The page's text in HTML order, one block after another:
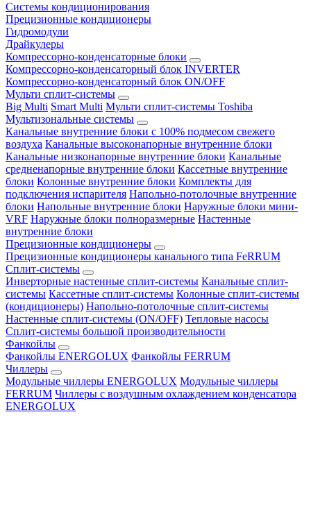
Системы кондиционирования
Прецизионные кондиционеры
Гидромодули
Драйкулеры
Компрессорно-конденсаторные блоки
Компрессорно-конденсаторный блок INVERTER
Компрессорно-конденсаторный блок ON/OFF
Мульти сплит-системы
Big Multi Smart Multi Мульти сплит-системы Toshiba
Мультизональные системы
Канальные внутренние блоки с 100% подмесом свежего
воздуха Канальные высоконапорные внутренние блоки
Канальные низконапорные внутренние блоки Канальные
средненапорные внутренние блоки Кассетные внутренние
блоки Колонные внутренние блоки Комплекты для
подключения испарителя Напольно-потолочные внутренние
блоки Напольные внутренние блоки Наружные блоки мини-
VRF Наружные блоки полноразмерные Настенные
внутренние блоки
Прецизионные кондиционеры
Прецизионные кондиционеры канального типа FeRRUM
Сплит-системы
Инверторные настенные сплит-системы Канальные сплит-
системы Кассетные сплит-системы Колонные сплит-системы
(кондиционеры) Напольно-потолочные сплит-системы
Настенные сплит-системы (ON/OFF) Тепловые насосы
Сплит-системы большой производительности
Фанкойлы
Фанкойлы ENERGOLUX Фанкойлы FERRUM
Чиллеры
Модульные чиллеры ENERGOLUX Модульные чиллеры
FERRUM Чиллеры с воздушным охлаждением конденсатора
ENERGOLUX